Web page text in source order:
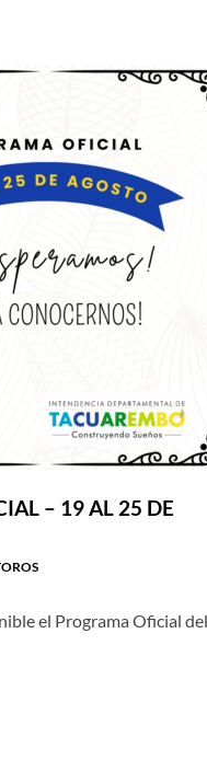
– 19 AL 25 DE
el Programa Oficial